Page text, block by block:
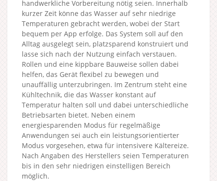
handwerkliche Vorbereitung nötig seien. Innerhalb
kurzer Zeit könne das Wasser auf sehr niedrige
Temperaturen gebracht werden, wobei der Start
bequem per App erfolge. Das System soll auf den
Alltag ausgelegt sein, platzsparend konstruiert und
lasse sich nach der Nutzung einfach verstauen.
Rollen und eine kippbare Bauweise sollen dabei
helfen, das Gerät flexibel zu bewegen und
unauffällig unterzubringen. Im Zentrum steht eine
Kühltechnik, die das Wasser konstant auf
Temperatur halten soll und dabei unterschiedliche
Betriebsarten bietet. Neben einem
energiesparenden Modus für regelmäßige
Anwendungen sei auch ein leistungsorientierter
Modus vorgesehen, etwa für intensivere Kältereize.
Nach Angaben des Herstellers seien Temperaturen
bis in den sehr niedrigen einstelligen Bereich
möglich.